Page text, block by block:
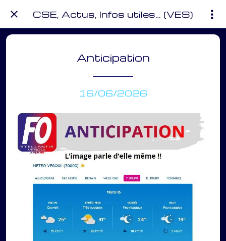
CSE, Actus, Infos utiles… (VES)
Anticipation
16/06/2026